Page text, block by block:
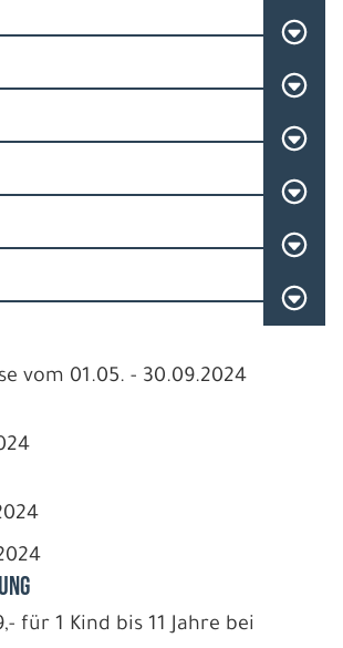
vom 01.05. - 30.09.2024
für 1 Kind bis 11 Jahre bei